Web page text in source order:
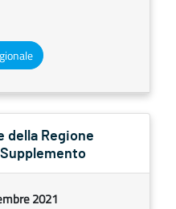
della Regione
Supplemento
2021